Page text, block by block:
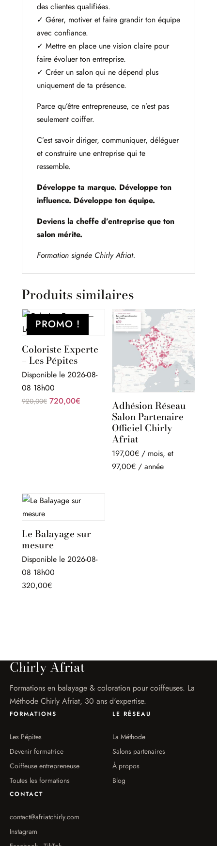
des clientes qualifiées.
✓ Gérer, motiver et faire grandir ton équipe
avec confiance.
✓ Mettre en place une vision claire pour
faire évoluer ton entreprise.
✓ Créer un salon qui ne dépend plus
uniquement de ta présence.
Parce qu’être entrepreneuse, ce n’est pas
seulement coiffer.
C’est savoir diriger, communiquer, déléguer
et construire une entreprise qui te
ressemble.
Développe ta marque. Développe ton
influence. Développe ton équipe.
Deviens la cheffe d’entreprise que ton
salon mérite.
Formation signée Chirly Afriat.
Produits similaires
PROMO !
Coloriste Experte
– Les Pépites
Disponible le 2026-08-
08 18h00
920,00€ Le
720,00€Le
Adhésion Réseau
Salon Partenaire
Officiel Chirly
Afriat
197,00€ / mois, et
97,00€ / année
Le Balayage sur
mesure
Disponible le 2026-08-
08 18h00
320,00€
Chirly Afriat
Formations en balayage & coloration pour coiffeuses. La
Méthode Chirly Afriat, 30 ans d'expertise.
FORMATIONS
Les Pépites
Devenir formatrice
Coiffeuse entrepreneuse
Toutes les formations
LE RÉSEAU
La Méthode
Salons partenaires
À propos
Blog
CONTACT
contact@afriatchirly.com
Instagram